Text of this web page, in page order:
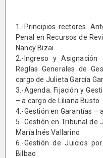
1.-Principios rectores.
Penal en Recursos de
Nancy Bizai
2.-Ingreso y
Reglas Generales de
cargo de Julieta García
3.-Agenda. Fijación y
– a cargo de Liliana Busto
4.-Gestión en Garantías –
5.-Gestión en Tribunal de
María Inés Vallarino
6.-Gestión de Juicios
Bilbao